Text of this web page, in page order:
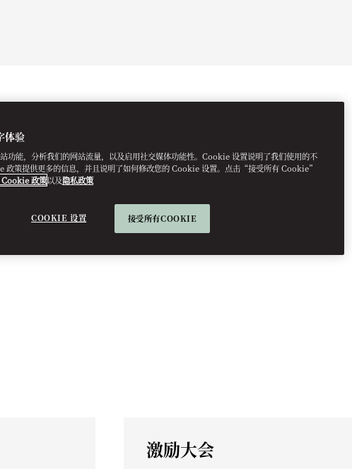
激励大会
体验
功能，分析我们的网站流量，以及启用社交媒体功能性。Cookie 设置说明了我们使用的不
政策提供更多的信息，并且说明了如何修改您的 Cookie 设置。点击“接受所有 Cookie”
Cookie 政策以及隐私政策
COOKIE 设置 接受所有COOKIE